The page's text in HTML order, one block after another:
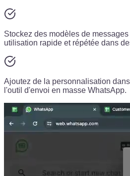
Stockez des modèles de
utilisation rapide et répétée dans
Ajoutez de la personnalisation
l'outil d'envoi en masse WhatsApp.